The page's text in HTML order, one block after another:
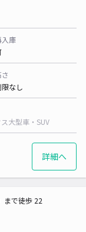
入庫
限なし
大型車・SUV
詳細へ
まで徒歩 22